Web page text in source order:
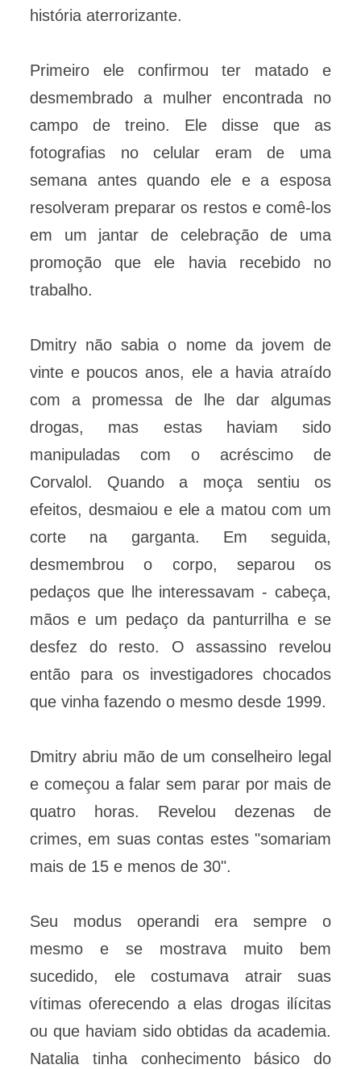
história aterrorizante.
Primeiro ele confirmou ter matado e
desmembrado a mulher encontrada no
campo de treino. Ele disse que as
fotografias no celular eram de uma
semana antes quando ele e a esposa
resolveram preparar os restos e comê-los
em um jantar de celebração de uma
promoção que ele havia recebido no
trabalho.
Dmitry não sabia o nome da jovem de
vinte e poucos anos, ele a havia atraído
com a promessa de lhe dar algumas
drogas, mas estas haviam sido
manipuladas com o acréscimo de
Corvalol. Quando a moça sentiu os
efeitos, desmaiou e ele a matou com um
corte na garganta. Em seguida,
desmembrou o corpo, separou os
pedaços que lhe interessavam - cabeça,
mãos e um pedaço da panturrilha e se
desfez do resto. O assassino revelou
então para os investigadores chocados
que vinha fazendo o mesmo desde 1999.
Dmitry abriu mão de um conselheiro legal
e começou a falar sem parar por mais de
quatro horas. Revelou dezenas de
crimes, em suas contas estes "somariam
mais de 15 e menos de 30".
Seu modus operandi era sempre o
mesmo e se mostrava muito bem
sucedido, ele costumava atrair suas
vítimas oferecendo a elas drogas ilícitas
ou que haviam sido obtidas da academia.
Natalia tinha conhecimento básico do